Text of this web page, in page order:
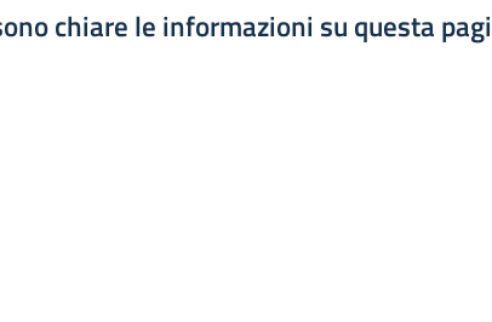
chiare le informazioni su questa